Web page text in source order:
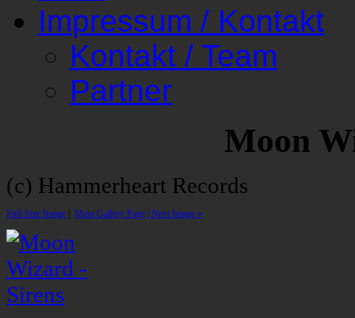
Impressum / Kontakt
Kontakt / Team
Partner
Moon
(c) Hammerheart Records
Full-Size Image Main Gallery Page | Next Image »